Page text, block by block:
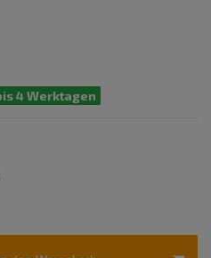
4 Werktagen